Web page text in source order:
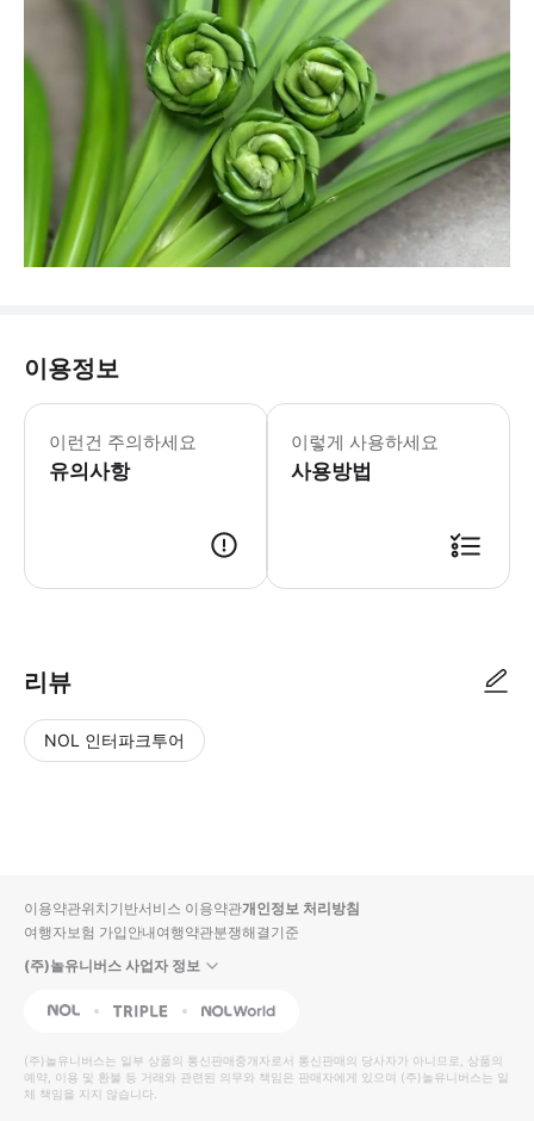
이용정보
이런건 주의하세요
유의사항
이렇게 사용하세요
사용방법
리뷰
NOL 인터파크투어
입니
다.
높
은
순
동
영
상
순
상
이용약관위치기반서비스 이용약관개인정보 처리방침
여행자보험 가입안내여행약관분쟁해결기준
(주)놀유니버스 사업자 정보
NOL Triple Interpark Global
(주)놀유니버스는 일부 상품의 통신판매중개자로서 통신판매의 당사자가 아니므로, 상품의
예약, 이용 및 환불 등 거래와 관련된 의무와 책임은 판매자에게 있으며 (주)놀유니버스는 일
체 책임을 지지 않습니다.